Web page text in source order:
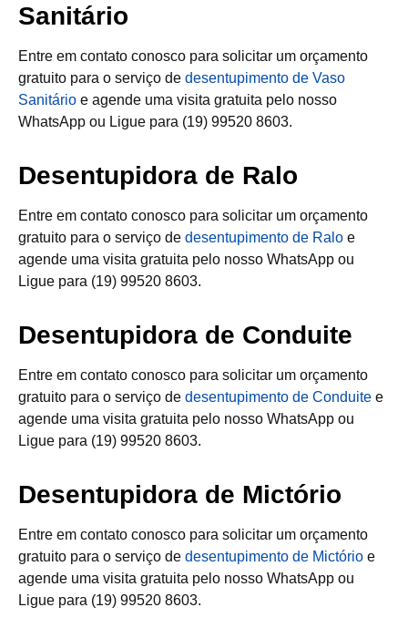
Sanitário
Entre em contato conosco para solicitar um orçamento
gratuito para o serviço de desentupimento de Vaso
Sanitário e agende uma visita gratuita pelo nosso
WhatsApp ou Ligue para (19) 99520 8603.
Desentupidora de Ralo
Entre em contato conosco para solicitar um orçamento
gratuito para o serviço de desentupimento de Ralo e
agende uma visita gratuita pelo nosso WhatsApp ou
Ligue para (19) 99520 8603.
Desentupidora de Conduite
Entre em contato conosco para solicitar um orçamento
gratuito para o serviço de desentupimento de Conduite e
agende uma visita gratuita pelo nosso WhatsApp ou
Ligue para (19) 99520 8603.
Desentupidora de Mictório
Entre em contato conosco para solicitar um orçamento
gratuito para o serviço de desentupimento de Mictório e
agende uma visita gratuita pelo nosso WhatsApp ou
Ligue para (19) 99520 8603.